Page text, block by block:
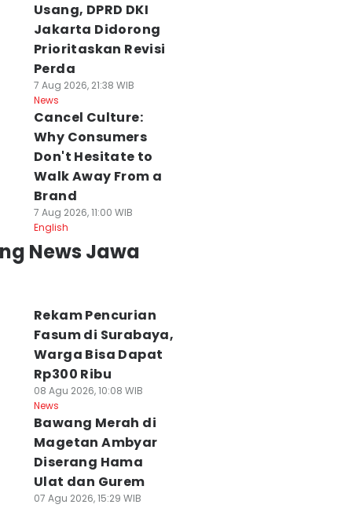
Daerah di Jatim
Status
Ini
Agu 2026, 12:47 WIB
Ponorogo dan
Dilanda Karhutla,
11,5 Hektare
Terbakar
News
Usang, DPRD DKI
Jakarta Didorong
Prioritaskan Revisi
Perda
7 Aug 2026, 21:38 WIB
News
Cancel Culture:
Why Consumers
Don't Hesitate to
Walk Away From a
Brand
7 Aug 2026, 11:00 WIB
English
News Jawa
Rekam Pencurian
Fasum di Surabaya,
Warga Bisa Dapat
Rp300 Ribu
08 Agu 2026, 10:08 WIB
News
Bawang Merah di
Magetan Ambyar
Diserang Hama
Ulat dan Gurem
07 Agu 2026, 15:29 WIB